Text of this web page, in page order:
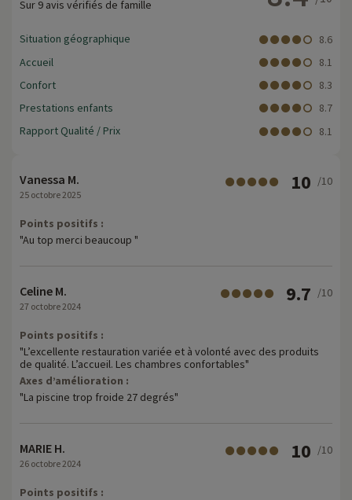
Sur 9 avis vérifiés de famille
Situation géographique
8.6
Accueil
8.1
Confort
8.3
Prestations enfants
8.7
Rapport Qualité / Prix
8.1
Vanessa M.
25 octobre 2025
10 /10
Points positifs :
"Au top merci beaucoup "
Celine M.
27 octobre 2024
9.7 /10
Points positifs :
"L’excellente restauration variée et à volonté avec des produits
de qualité. L’accueil. Les chambres confortables"
Axes d’amélioration :
"La piscine trop froide 27 degrés"
MARIE H.
26 octobre 2024
10 /10
Points positifs :